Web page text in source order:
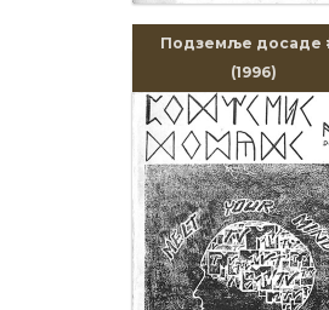
Подземље досаде
(1996)